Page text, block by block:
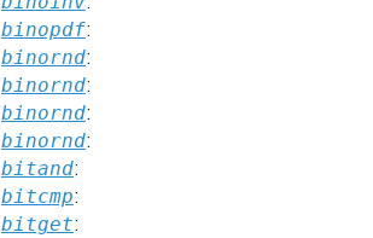
binopdf:
binornd:
binornd:
binornd:
binornd:
bitand:
bitcmp:
bitget: